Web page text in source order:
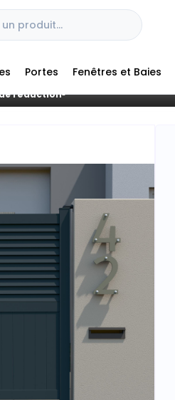
réduction■
Portes Fenêtres et Baies